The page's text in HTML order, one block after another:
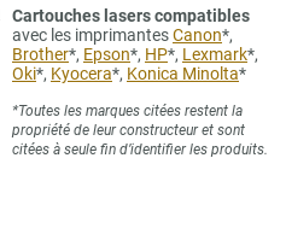
Cartouches lasers compatibles
avec les imprimantesCanon*,
Brother*, Epson*, HP*, Lexmark*,
Oki*, Kyocera*, Konica Minolta*
*Toutes les marques citées restent la
propriété de leur constructeur et sont
citées à seule fin d’identifier les produits.